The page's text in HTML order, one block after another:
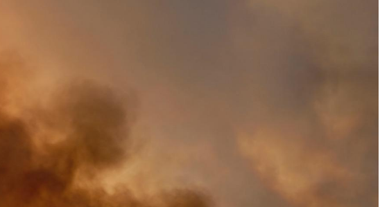
t-
Pourquoi manger moins
de protéines pourrait
finalement être bénéfique